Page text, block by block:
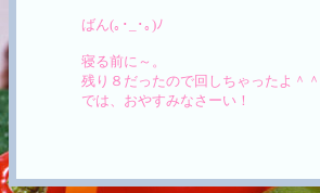
ばん(｡･_･｡)ﾉ
寝る前に～。
残り８だったので回しちゃったよ＾＾
では、おやすみなさーい！